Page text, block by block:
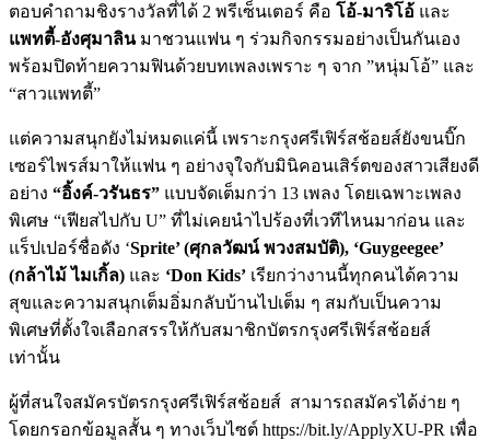
ตอบคำถามชิงรางวัลที่ได้ 2 พรีเซ็นเตอร์ คือ โอ้-มาริโอ้ และ
แพทตี้-อังศุมาลินมาชวนแฟน ๆ ร่วมกิจกรรมอย่างเป็นกันเอง
พร้อมปิดท้ายความฟินด้วยบทเพลงเพราะ ๆ จาก ”หนุ่มโอ้” และ
“สาวแพทตี้”
แต่ความสนุกยังไม่หมดแค่นี้ เพราะกรุงศรีเฟิร์สช้อยส์ยังขนบิ๊ก
เซอร์ไพรส์มาให้แฟน ๆ อย่างจุใจกับมินิคอนเสิร์ตของสาวเสียงดี
อย่าง “อิ้งค์-วรันธร” แบบจัดเต็มกว่า 13 เพลง โดยเฉพาะเพลง
พิเศษ “เฟียสไปกับ U” ที่ไม่เคยนำไปร้องที่เวทีไหนมาก่อน และ
แร็ปเปอร์ชื่อดัง ‘Sprite’ (ศุกลวัฒน์ พวงสมบัติ), ‘Guygeegee’
(กล้าไม้ ไมเกิ้ล) และ ‘Don Kids’ เรียกว่างานนี้ทุกคนได้ความ
สุขและความสนุกเต็มอิ่มกลับบ้านไปเต็ม ๆ สมกับเป็นความ
พิเศษที่ตั้งใจเลือกสรรให้กับสมาชิกบัตรกรุงศรีเฟิร์สช้อยส์
เท่านั้น
ผู้ที่สนใจสมัครบัตรกรุงศรีเฟิร์สช้อยส์ สามารถสมัครได้ง่าย ๆ
โดยกรอกข้อมูลสั้น ๆ ทางเว็บไซต์ https://bit.ly/ApplyXU-PR เพื่อ